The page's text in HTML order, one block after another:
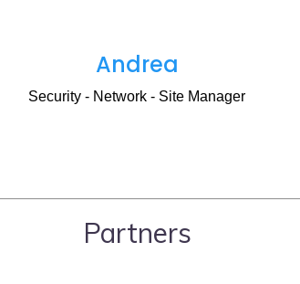
Andrea
Security - Network - Site Manager
Partners